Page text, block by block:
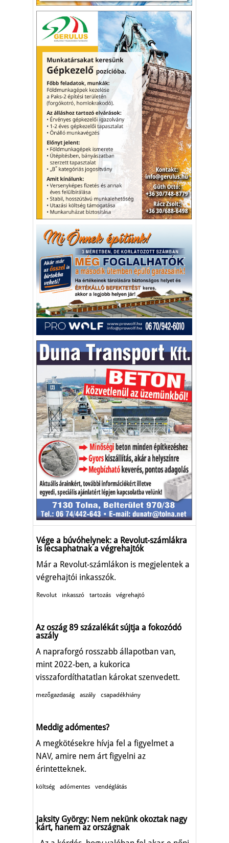
Vége a búvóhelynek: a Revolut-számlákra
is lecsaphatnak a végrehajtók
Már a Revolut-számlákon is megjelentek a
végrehajtói inkasszók.
Revolut inkasszó tartozás végrehajtó
Az oszág 89 százalékát sújtja a fokozódó
aszály
A napraforgó rosszabb állapotban van,
mint 2022-ben, a kukorica
visszafordíthatatlan károkat szenvedett.
mezőgazdaság aszály csapadékhiány
Meddig adómentes?
A megkötésekre hívja fel a figyelmet a
NAV, amire nem árt figyelni az
érintetteknek.
költség adómentes vendéglátás
Jaksity György: Nem nekünk okoztak nagy
kárt, hanem az országnak